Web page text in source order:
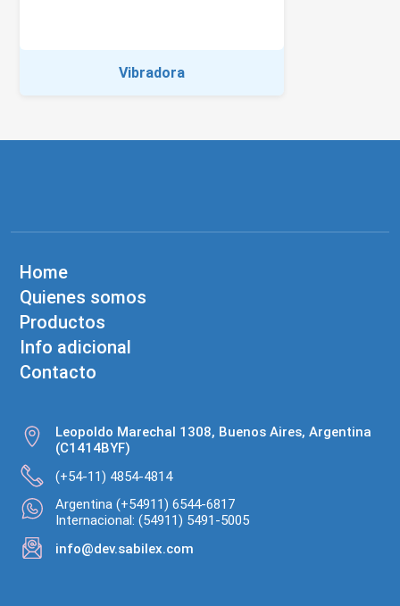
Vibradora
Home
Quienes somos
Productos
Info adicional
Contacto
Leopoldo Marechal 1308, Buenos Aires, Argentina
(C1414BYF)
(+54-11) 4854-4814
Argentina (+54911) 6544-6817
Internacional: (54911) 5491-5005
info@dev.sabilex.com